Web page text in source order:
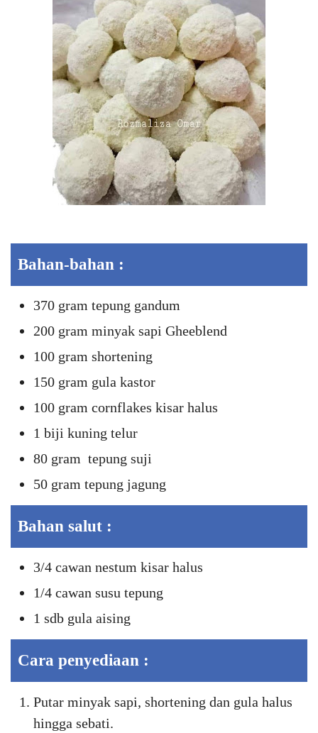
Bahan-bahan :
370 gram tepung gandum
200 gram minyak sapi Gheeblend
100 gram shortening
150 gram gula kastor
100 gram cornflakes kisar halus
1 biji kuning telur
80 gram tepung suji
50 gram tepung jagung
Bahan salut :
3/4 cawan nestum kisar halus
1/4 cawan susu tepung
1 sdb gula aising
Cara penyediaan :
Putar minyak sapi, shortening dan gula halus
hingga sebati.